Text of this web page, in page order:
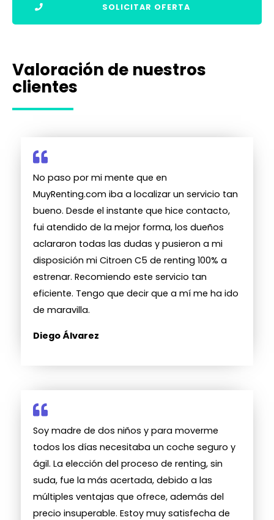
SOLICITAR OFERTA
Valoración de nuestros
clientes
No paso por mi mente que en
MuyRenting.com iba a localizar un servicio tan
bueno. Desde el instante que hice contacto,
fui atendido de la mejor forma, los dueños
aclararon todas las dudas y pusieron a mi
disposición mi Citroen C5 de renting 100% a
estrenar. Recomiendo este servicio tan
eficiente. Tengo que decir que a mí me ha ido
de maravilla.
Diego Álvarez
Soy madre de dos niños y para moverme
todos los días necesitaba un coche seguro y
ágil. La elección del proceso de renting, sin
suda, fue la más acertada, debido a las
múltiples ventajas que ofrece, además del
precio insuperable. Estoy muy satisfecha de